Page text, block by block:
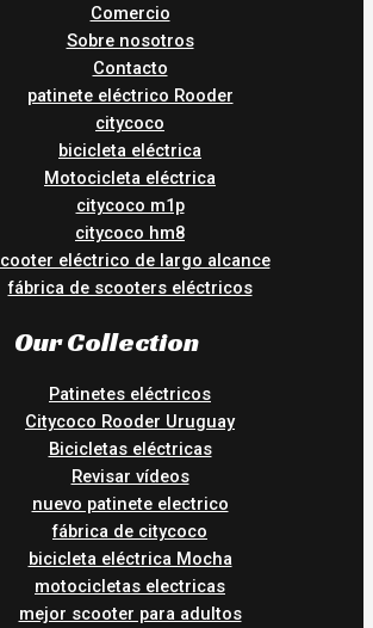
Comercio
Sobre nosotros
Contacto
patinete eléctrico Rooder
citycoco
bicicleta eléctrica
Motocicleta eléctrica
citycoco m1p
citycoco hm8
eléctrico de largo alcance
fábrica de scooters eléctricos
Our Collection
Patinetes eléctricos
Citycoco Rooder Uruguay
Bicicletas eléctricas
Revisar vídeos
nuevo patinete electrico
fábrica de citycoco
bicicleta eléctrica Mocha
motocicletas electricas
mejor scooter para adultos